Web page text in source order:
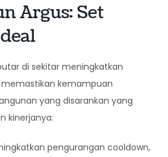
Argus: Set
di sekitar meningkatkan
kemampuan
yang disarankan yang
kinerjanya:
pengurangan cooldown,